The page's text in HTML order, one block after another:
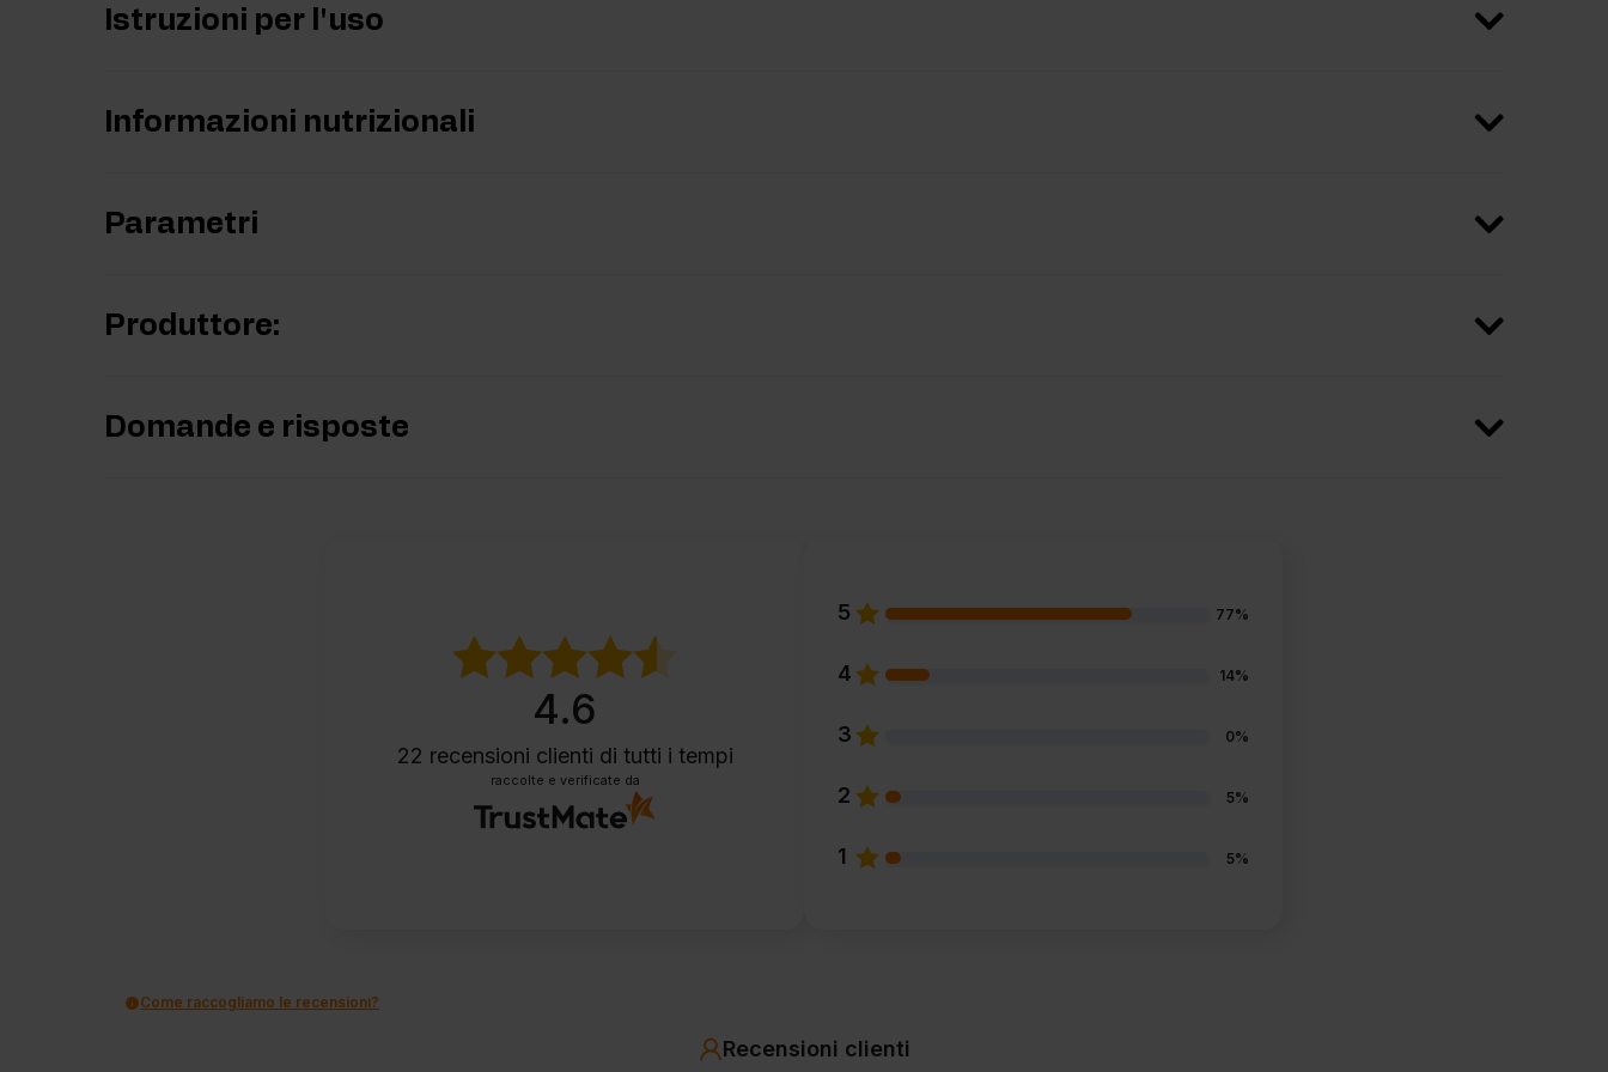
Istruzioni per l'uso
Informazioni nutrizionali
Parametri
Produttore:
Domande e risposte
4.6
22 recensioni clienti di tutti i tempi
raccolte e verificate da
5 77%
4 14%
3 0%
2 5%
1 5%
Come raccogliamo le recensioni?
Recensioni clienti